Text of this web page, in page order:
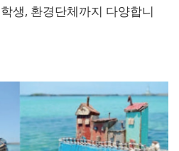
생, 환경단체까지 다양합니